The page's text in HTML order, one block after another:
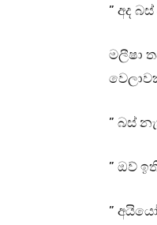
” අද
මලීෂා
” බස්
” ඔව්
”